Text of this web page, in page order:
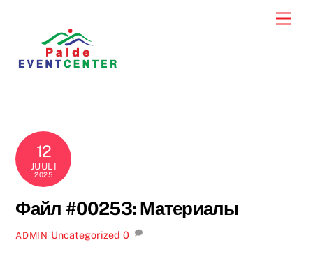
12
JUULI
2025
Файл #00253: Материалы
ADMIN Uncategorized 0